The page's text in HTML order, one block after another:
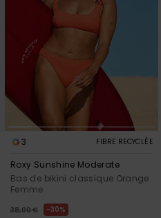
3 FIBRE RECYCLÉE
Roxy Sunshine Moderate
Bas de bikini classique Orange
Femme
38,00 € 30%